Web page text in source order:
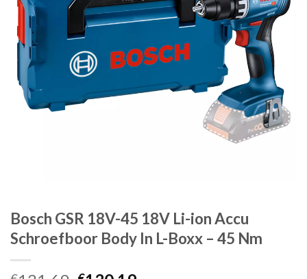
Bosch GSR 18V-45 18V Li-ion Accu
Schroefboor Body In L-Boxx – 45 Nm